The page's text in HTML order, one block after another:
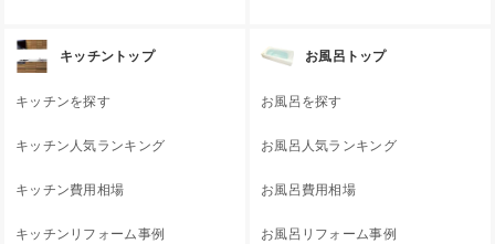
キッチントップ
キッチンを探す
キッチン人気ランキング
キッチン費用相場
キッチンリフォーム事例
お風呂トップ
お風呂を探す
お風呂人気ランキング
お風呂費用相場
お風呂リフォーム事例